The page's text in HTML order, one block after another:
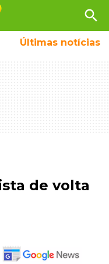
search
Últimas notícias
de volta